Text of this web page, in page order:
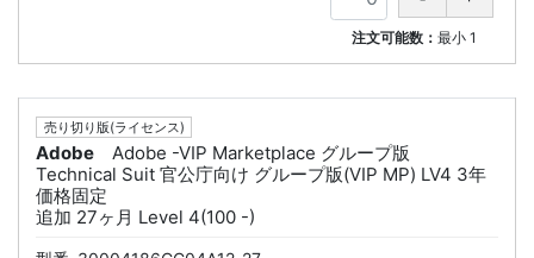
注文可能数：最小 1
売り切り版(ライセンス)
Adobe
Adobe -VIP Marketplace グループ版
Technical Suit 官公庁向け グループ版(VIP MP) LV4 3年
価格固定
追加 27ヶ月 Level 4(100 -)